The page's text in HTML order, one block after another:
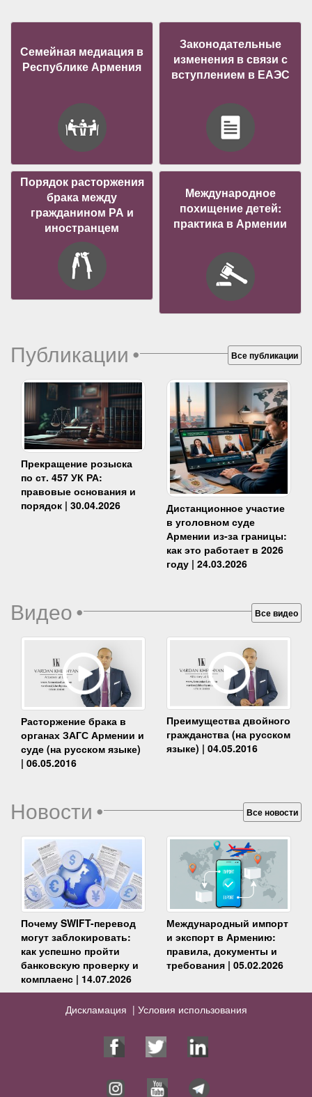
Семейная медиация в
Республике Армения
Законодательные
изменения в связи с
вступлением в ЕАЭС
Порядок расторжения
брака между
гражданином РА и
иностранцем
Международное
похищение детей:
практика в Армении
Публикации• Все публикации
Прекращение розыска
по ст. 457 УК РА:
правовые основания и
порядок | 30.04.2026
Дистанционное участие
в уголовном суде
Армении из-за границы:
как это работает в 2026
году | 24.03.2026
Видео• Все видео
Расторжение брака в
органах ЗАГС Армении и
суде (на русском языке)
| 06.05.2016
Преимущества двойного
гражданства (на русском
языке) | 04.05.2016
Новости• Все новости
Почему SWIFT-перевод
могут заблокировать:
как успешно пройти
банковскую проверку и
комплаенс | 14.07.2026
Международный импорт
и экспорт в Армению:
правила, документы и
требования | 05.02.2026
Дискламация | Условия использования